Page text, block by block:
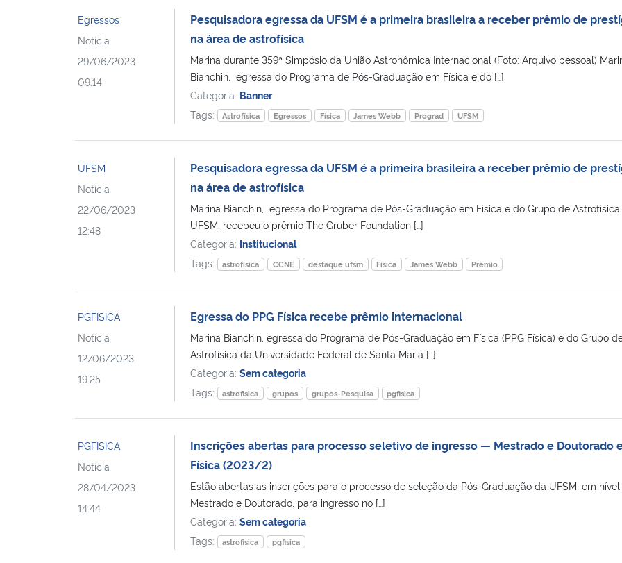
Egressos
Notícia
29/06/2023
09:14
Pesquisadora egressa da UFSM é a primeira brasileira a receber prêmio de
na área de astrofísica
Marina durante 359ª Simpósio da União Astronômica Internacional (Foto: Arquivo pessoal)
Bianchin, egressa do Programa de Pós-Graduação em Física e do […]
Categoria: Banner
Tags:
Astrofísica Egressos Física James Webb Prograd UFSM
UFSM
Notícia
22/06/2023
12:48
Pesquisadora egressa da UFSM é a primeira brasileira a receber prêmio de
na área de astrofísica
Marina Bianchin, egressa do Programa de Pós-Graduação em Física e do Grupo de Astrofísica
UFSM, recebeu o prêmio The Gruber Foundation […]
Categoria: Institucional
Tags:
astrofísica CCNE destaque ufsm Física James Webb Prêmio
PGFISICA
Notícia
12/06/2023
19:25
Egressa do PPG Física recebe prêmio internacional
Marina Bianchin, egressa do Programa de Pós-Graduação em Física (PPG Física) e do Grupo
Astrofísica da Universidade Federal de Santa Maria […]
Categoria: Sem categoria
Tags:
astrofisica grupos grupos-Pesquisa pgfisica
PGFISICA
Notícia
28/04/2023
14:44
Inscrições abertas para processo seletivo de ingresso — Mestrado e Doutorado
Física (2023/2)
Estão abertas as inscrições para o processo de seleção da Pós-Graduação da UFSM, em
Mestrado e Doutorado, para ingresso no […]
Categoria: Sem categoria
Tags:
astrofisica pgfisica